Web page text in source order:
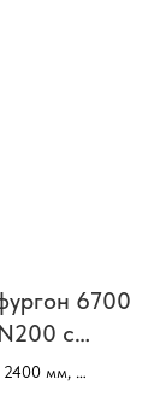
6700
с
2400 мм,